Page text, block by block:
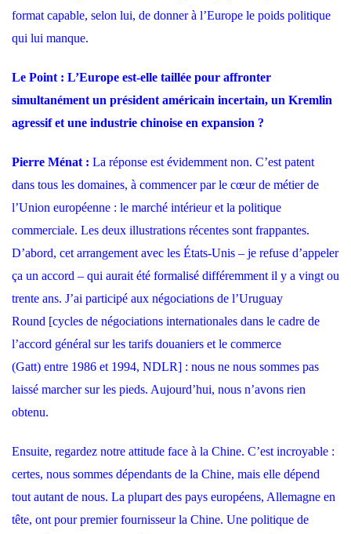
format capable, selon lui, de donner à l’Europe le poids politique
qui lui manque.
Le Point : L’Europe est-elle taillée pour affronter
simultanément un président américain incertain, un Kremlin
agressif et une industrie chinoise en expansion ?
Pierre Ménat : La réponse est évidemment non. C’est patent
dans tous les domaines, à commencer par le cœur de métier de
l’Union européenne : le marché intérieur et la politique
commerciale. Les deux illustrations récentes sont frappantes.
D’abord, cet arrangement avec les États-Unis – je refuse d’appeler
ça un accord – qui aurait été formalisé différemment il y a vingt ou
trente ans. J’ai participé aux négociations de l’Uruguay
Round [cycles de négociations internationales dans le cadre de
l’accord général sur les tarifs douaniers et le commerce
(Gatt) entre 1986 et 1994, NDLR] : nous ne nous sommes pas
laissé marcher sur les pieds. Aujourd’hui, nous n’avons rien
obtenu.
Ensuite, regardez notre attitude face à la Chine. C’est incroyable :
certes, nous sommes dépendants de la Chine, mais elle dépend
tout autant de nous. La plupart des pays européens, Allemagne en
tête, ont pour premier fournisseur la Chine. Une politique de